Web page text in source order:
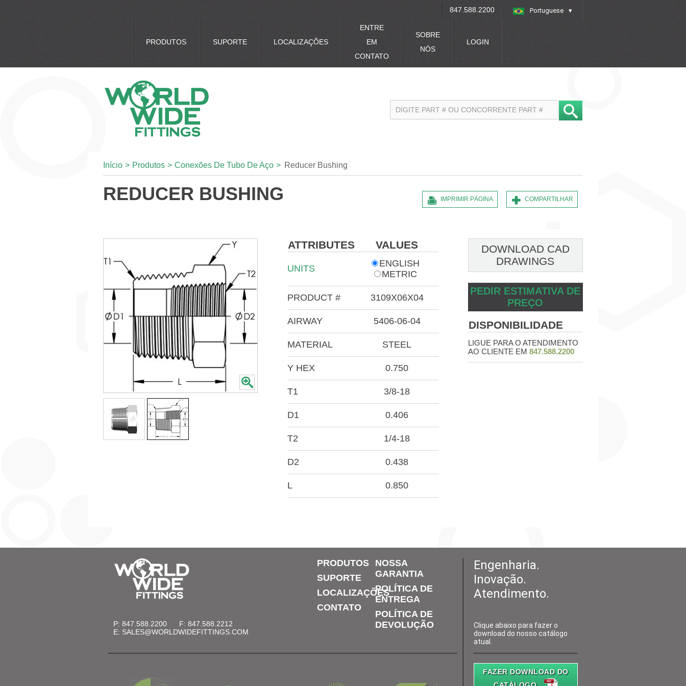
Portuguese
847.588.2200
PRODUTOS SUPORTE LOCALIZAÇÕES
ENTRE
EM
CONTATO
SOBRE
NÓS
LOGIN
Início > Produtos > Conexões De Tubo De Aço > Reducer Bushing
REDUCER BUSHING COMPARTILHAR
IMPRIMIR PÁGINA
ATTRIBUTES VALUES
UNITS
ENGLISH
METRIC
PRODUCT # 3109X06X04
AIRWAY 5406-06-04
MATERIAL STEEL
Y HEX 0.750
T1 3/8-18
D1 0.406
T2 1/4-18
D2 0.438
L 0.850
DOWNLOAD CAD
DRAWINGS
PEDIR ESTIMATIVA DE
PREÇO
DISPONIBILIDADE
LIGUE PARA O ATENDIMENTO
AO CLIENTE EM 847.588.2200
P: 847.588.2200
F: 847.588.2212
E: SALES@WORLDWIDEFITTINGS.COM
PRODUTOS
SUPORTE
LOCALIZAÇÕES
CONTATO
NOSSA
GARANTIA
POLÍTICA DE
ENTREGA
POLÍTICA DE
DEVOLUÇÃO
Engenharia.
Inovação.
Atendimento.
Clique abaixo para fazer o
download do nosso catálogo
atual.
FAZER DOWNLOAD DO